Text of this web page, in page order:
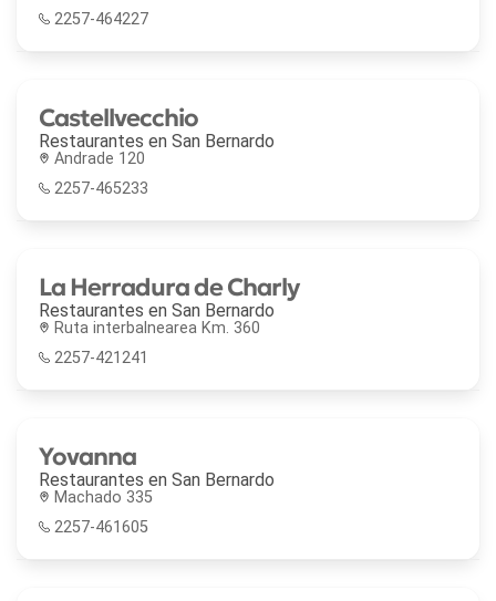
2257-464227
Castellvecchio
Restaurantes en San Bernardo
Andrade 120
2257-465233
La Herradura de Charly
Restaurantes en San Bernardo
Ruta interbalnearea Km. 360
2257-421241
Yovanna
Restaurantes en San Bernardo
Machado 335
2257-461605